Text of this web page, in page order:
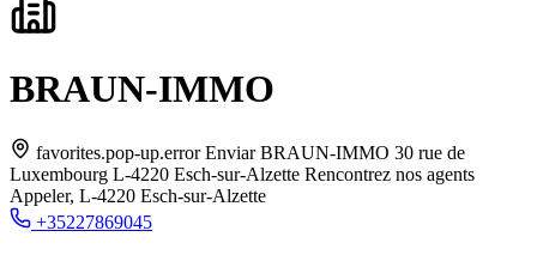
BRAUN-IMMO
favorites.pop-up.error Enviar BRAUN-IMMO 30 rue de
Luxembourg L-4220 Esch-sur-Alzette Rencontrez nos agents
Appeler, L-4220 Esch-sur-Alzette
+35227869045